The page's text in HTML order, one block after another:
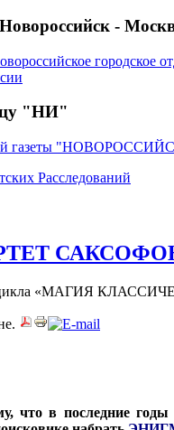
-
городское
"НИ"
газеты
Расследований
из цикла «МАГИЯ
что в последние